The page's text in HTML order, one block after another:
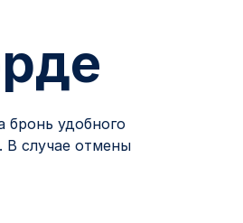
бронь удобного
В случае отмены